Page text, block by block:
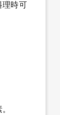
理時可